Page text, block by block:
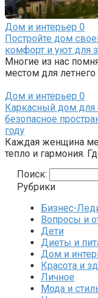
Дом и интерьер 0
Постройте дом
комфорт и уют для
Многие из нас
местом для летнего
Дом и интерьер 0
Каркасный дом для
безопасное
году
Каждая женщина
тепло и гармония.
Поиск:
Рубрики
Бизнес-
Вопросы и
Дети
Диеты и
Дом и
Красота и
Личное
Мода и